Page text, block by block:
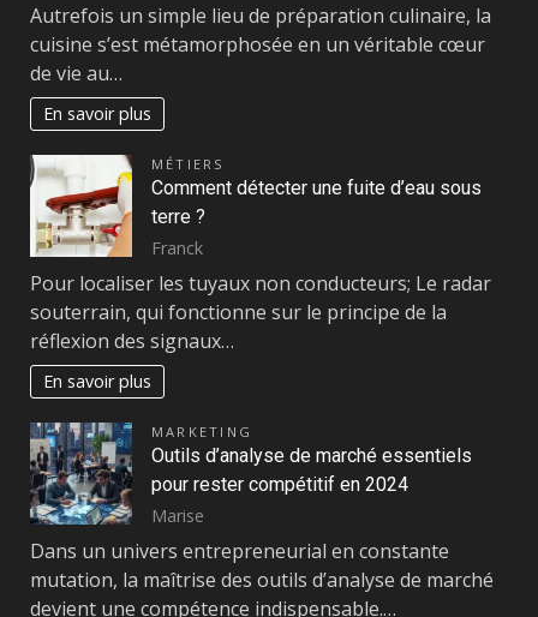
Autrefois un simple lieu de préparation culinaire, la
cuisine s’est métamorphosée en un véritable cœur
de vie au…
En savoir plus
MÉTIERS
Comment détecter une fuite d’eau sous
terre ?
Franck
Pour localiser les tuyaux non conducteurs; Le radar
souterrain, qui fonctionne sur le principe de la
réflexion des signaux…
En savoir plus
MARKETING
Outils d’analyse de marché essentiels
pour rester compétitif en 2024
Marise
Dans un univers entrepreneurial en constante
mutation, la maîtrise des outils d’analyse de marché
devient une compétence indispensable.…